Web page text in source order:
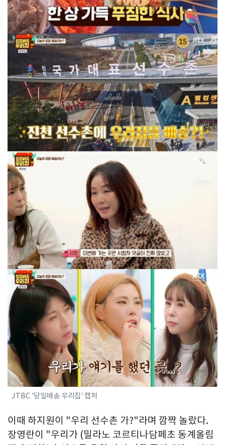
JTBC '당일배송 우리집' 캡처
이때 하지원이 "우리 선수촌 가?"라며 깜짝 놀랐다.
장영란이 "우리가 (밀라노 코르티나담페초 동계올림